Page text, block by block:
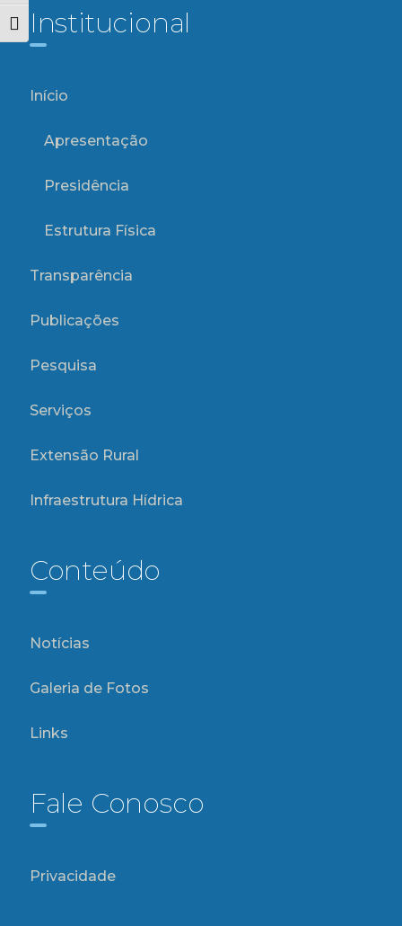
Alternar tamanho da fonte
Institucional
Início
Apresentação
Presidência
Estrutura Física
Transparência
Publicações
Pesquisa
Serviços
Extensão Rural
Infraestrutura Hídrica
Conteúdo
Notícias
Galeria de Fotos
Links
Fale Conosco
Privacidade